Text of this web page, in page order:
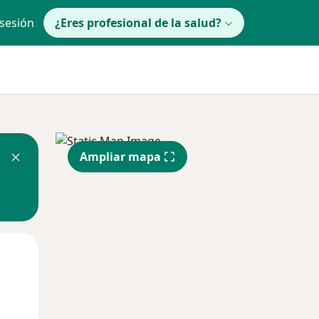
¿Eres profesional de la salud?
Ampliar mapa